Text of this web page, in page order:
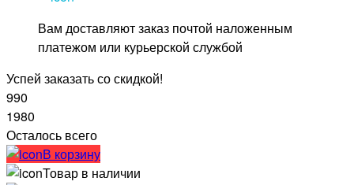
Вам доставляют заказ почтой наложенным
платежом или курьерской службой
Успей заказать со скидкой!
990
1980
Осталось всего
В корзину
Товар в наличии